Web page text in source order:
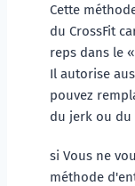
Cette
du CrossFit
reps dans le «
Il autorise
pouvez
du jerk ou du
si Vous ne
méthode